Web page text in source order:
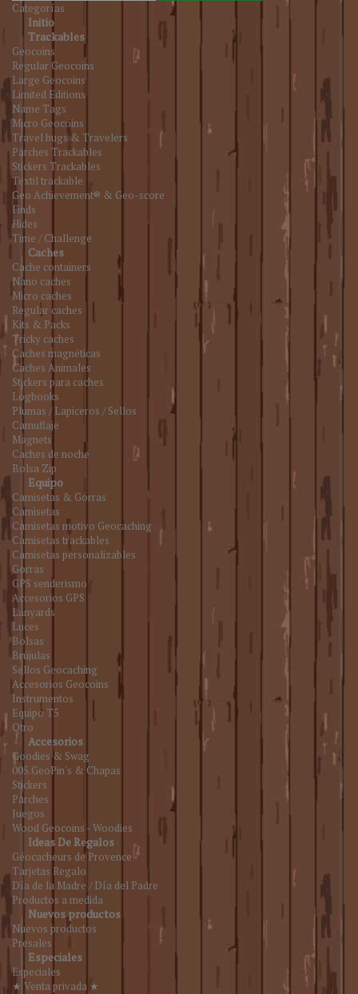
Categorías
Initio
Trackables
Geocoins
Regular Geocoins
Large Geocoins
Limited Editions
Name Tags
Micro Geocoins
Travel bugs & Travelers
Parches Trackables
Stickers Trackables
Textil trackable
Geo Achievement® & Geo-score
Finds
Hides
Time / Challenge
Caches
Cache containers
Nano caches
Micro caches
Regular caches
Kits & Packs
Tricky caches
Caches magnéticas
Caches Animales
Stickers para caches
Logbooks
Plumas / Lapiceros / Sellos
Camuflaje
Magnets
Caches de noche
Bolsa Zip
Equipo
Camisetas & Gorras
Camisetas
Camisetas motivo Geocaching
Camisetas trackables
Camisetas personalizables
Gorras
GPS senderismo
Accesorios GPS
Lanyards
Luces
Bolsas
Brújulas
Sellos Geocaching
Accesorios Geocoins
Instrumentos
Equipo T5
Otro
Accesorios
Goodies & Swag
005.GeoPin's & Chapas
Stickers
Parches
Juegos
Wood Geocoins - Woodies
Ideas De Regalos
Géocacheurs de Provence
Tarjetas Regalo
Día de la Madre / Día del Padre
Productos a medida
Nuevos productos
Nuevos productos
Presales
Especiales
Especiales
★ Venta privada ★